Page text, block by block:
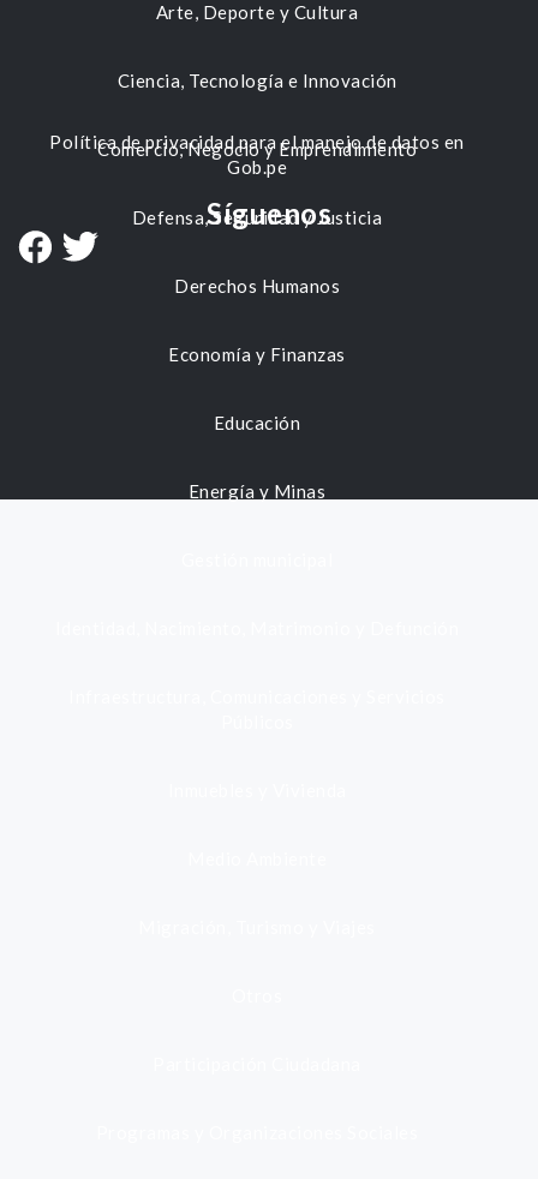
Arte, Deporte y Cultura
Ciencia, Tecnología e Innovación
Comercio, Negocio y Emprendimiento
Defensa, Seguridad y Justicia
Derechos Humanos
Economía y Finanzas
Educación
Energía y Minas
Política de privacidad para el manejo de datos en
Gob.pe
Síguenos